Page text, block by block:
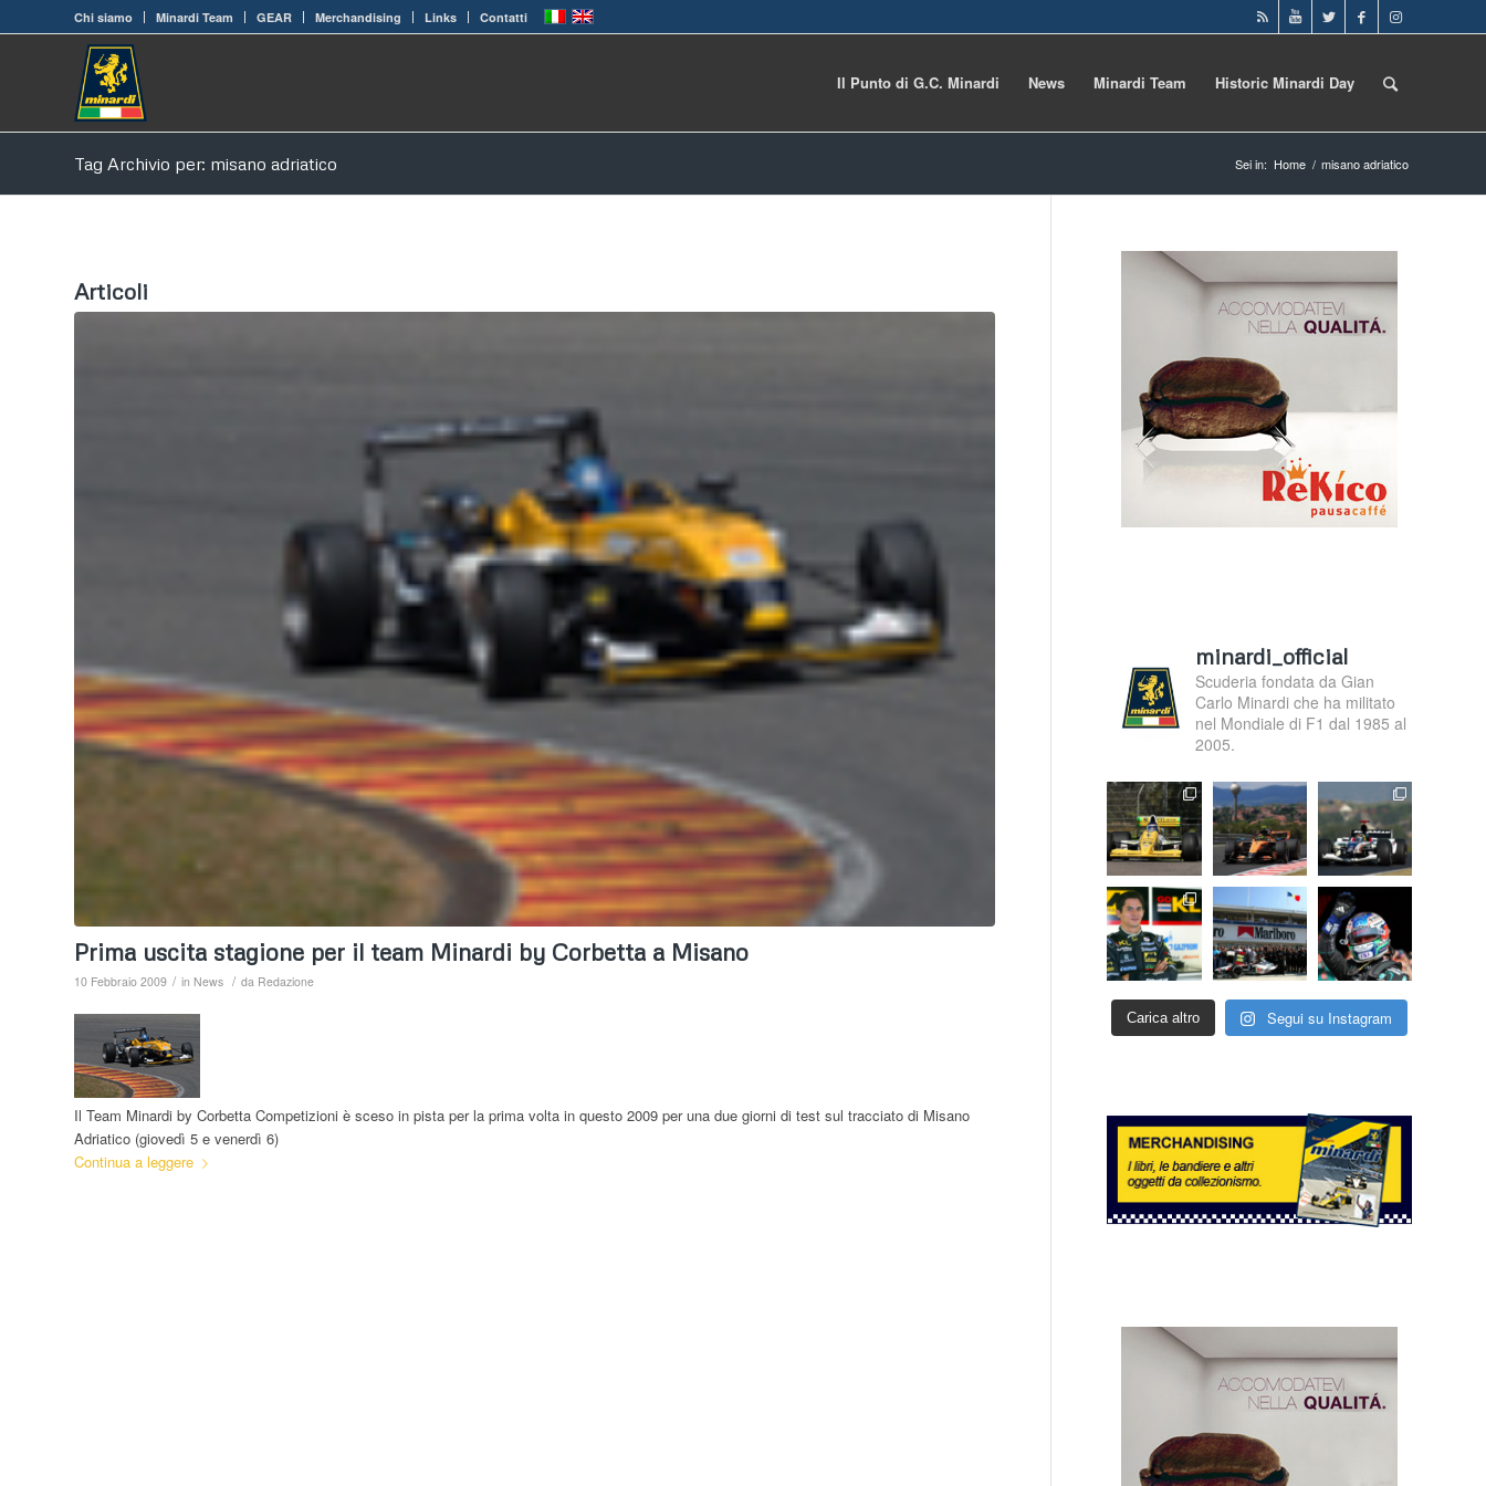
Chi siamo Minardi Team GEAR Merchandising Links Contatti
Il Punto di G.C. Minardi News Minardi Team Historic Minardi Day
Tag Archivio per: misano adriatico Sei in: Home / misano adriatico
Articoli
Prima uscita stagione per il team Minardi by Corbetta a Misano
10 Febbraio 2009 / in News / da Redazione
Il Team Minardi by Corbetta Competizioni è sceso in pista per la prima volta in questo 2009 per una due giorni di test sul tracciato di Misano
Adriatico (giovedì 5 e venerdì 6)
Continua a leggere
minardi_official
Scuderia fondata da Gian
Carlo Minardi che ha militato
nel Mondiale di F1 dal 1985 al
2005.
Carica altro Segui su Instagram